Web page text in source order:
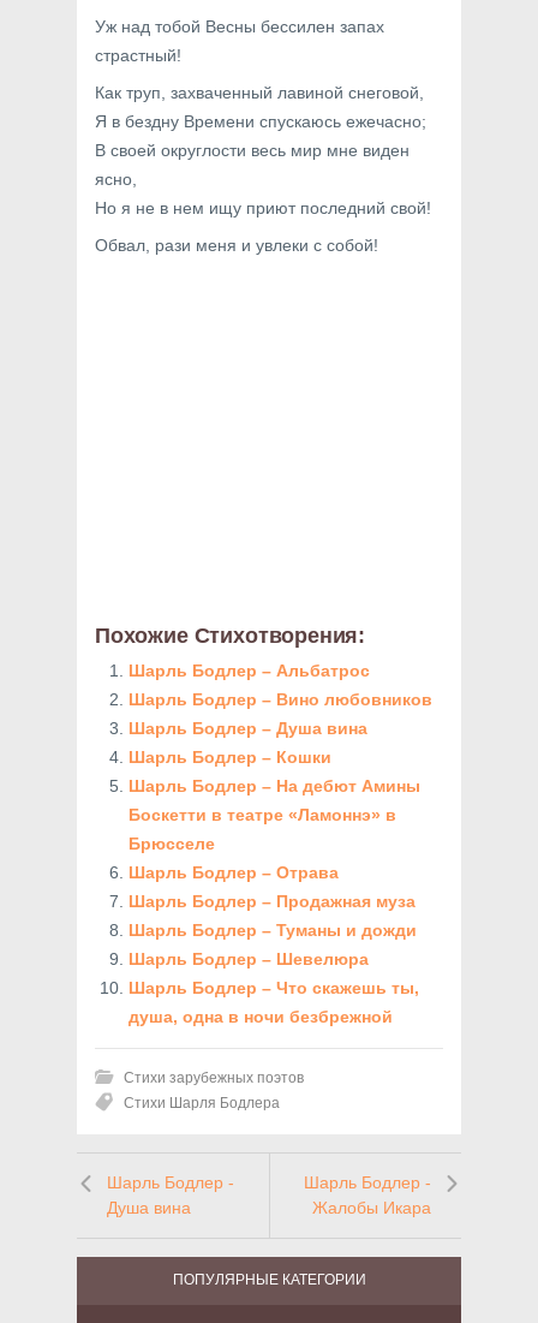
Уж над тобой Весны бессилен запах
страстный!
Как труп, захваченный лавиной снеговой,
Я в бездну Времени спускаюсь ежечасно;
В своей округлости весь мир мне виден
ясно,
Но я не в нем ищу приют последний свой!
Обвал, рази меня и увлеки с собой!
Похожие Стихотворения:
Шарль Бодлер – Альбатрос
Шарль Бодлер – Вино любовников
Шарль Бодлер – Душа вина
Шарль Бодлер – Кошки
Шарль Бодлер – На дебют Амины
Боскетти в театре «Ламоннэ» в
Брюсселе
Шарль Бодлер – Отрава
Шарль Бодлер – Продажная муза
Шарль Бодлер – Туманы и дожди
Шарль Бодлер – Шевелюра
Шарль Бодлер – Что скажешь ты,
душа, одна в ночи безбрежной
Стихи зарубежных поэтов
Стихи Шарля Бодлера
Шарль Бодлер -
Душа вина
Шарль Бодлер -
Жалобы Икара
ПОПУЛЯРНЫЕ КАТЕГОРИИ